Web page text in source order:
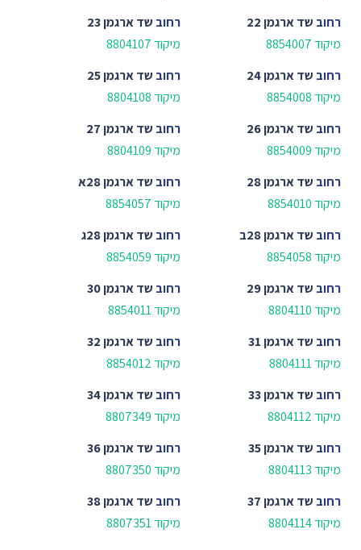
רחוב שד ארגמן 22
מיקוד 8854007
רחוב שד ארגמן 23
מיקוד 8804107
רחוב שד ארגמן 24
מיקוד 8854008
רחוב שד ארגמן 25
מיקוד 8804108
רחוב שד ארגמן 26
מיקוד 8854009
רחוב שד ארגמן 27
מיקוד 8804109
רחוב שד ארגמן 28
מיקוד 8854010
רחוב שד ארגמן 28א
מיקוד 8854057
רחוב שד ארגמן 28ב
מיקוד 8854058
רחוב שד ארגמן 28ג
מיקוד 8854059
רחוב שד ארגמן 29
מיקוד 8804110
רחוב שד ארגמן 30
מיקוד 8854011
רחוב שד ארגמן 31
מיקוד 8804111
רחוב שד ארגמן 32
מיקוד 8854012
רחוב שד ארגמן 33
מיקוד 8804112
רחוב שד ארגמן 34
מיקוד 8807349
רחוב שד ארגמן 35
מיקוד 8804113
רחוב שד ארגמן 36
מיקוד 8807350
רחוב שד ארגמן 37
מיקוד 8804114
רחוב שד ארגמן 38
מיקוד 8807351